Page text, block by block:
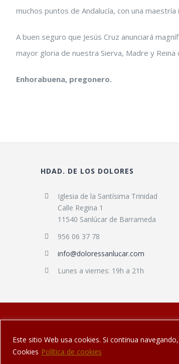
Este sitio Web usa cookies. Si continua
Cookies Política de cookies
muchos puntos de Andalucía, con una maestría
A buen seguro que Jesús Cruz anunciará
mayor gloria de nuestra Sierva, Madre y Reina
Enhorabuena, pregonero.
HDAD. DE LOS DOLORES
Iglesia de la Santísima Trinidad
Calle Regina 1
11540 Sanlúcar de Barrameda
956 06 37 78
info@doloressanlucar.com
Lunes a viernes: 19h a 21h